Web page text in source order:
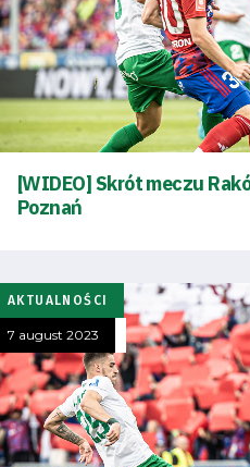
[WIDEO] Skrót meczu
Poznań
AKTUALNOŚCI
7 august 2023